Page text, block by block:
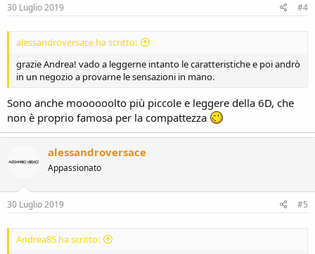
30 Luglio 2019 #4
alessandroversace ha scritto:
grazie Andrea! vado a leggerne intanto le caratteristiche e poi andrò
in un negozio a provarne le sensazioni in mano.
Sono anche moooooolto più piccole e leggere della 6D, che
non è proprio famosa per la compattezza
alessandroversace
Appassionato
30 Luglio 2019 #5
Andrea85 ha scritto: